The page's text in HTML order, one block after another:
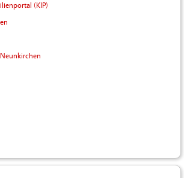
(KIP)